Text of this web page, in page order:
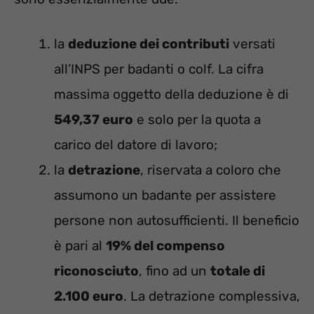
la deduzione dei contributi versati
all’INPS per badanti o colf. La cifra
massima oggetto della deduzione è di
549,37 euro e solo per la quota a
carico del datore di lavoro;
la detrazione, riservata a coloro che
assumono un badante per assistere
persone non autosufficienti. Il beneficio
è pari al 19% del compenso
riconosciuto, fino ad un totale di
2.100 euro. La detrazione complessiva,